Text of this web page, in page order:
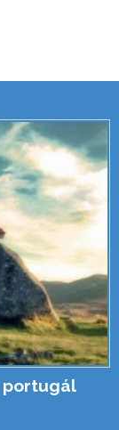
portugál